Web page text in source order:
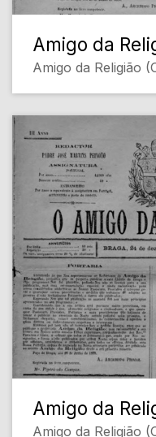
Amigo da
Amigo da Religião
Amigo da
Amigo da Religião